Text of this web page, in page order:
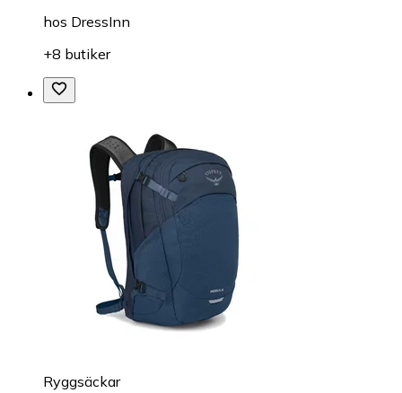
hos DressInn
+8 butiker
Ryggsäckar